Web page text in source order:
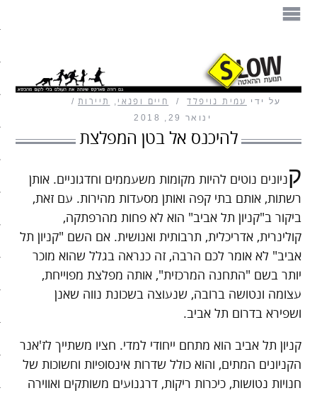
תנועת ההאטה
בית
עיצוב
חיים ופנאי
תיירות
קהילה
על ידי עמית נויפלד חיים ופנאי , תיירות
ינואר 29, 2018
להיכנס אל בטן המפלצת
קניונים נוטים להיות מקומות משעממים וחדגוניים. אותן
רשתות, אותם בתי קפה ואותן מסעדות מהירות. עם זאת,
ביקור ב"קניון תל אביב" הוא לא פחות מהרפתקה,
קולינרית, אדריכלית, תרבותית ואנושית. אם השם "קניון תל
אביב" לא אומר לכם הרבה, זה כנראה בגלל שהוא מוכר
יותר בשם "התחנה המרכזית", אותה מפלצת מפוייחת,
עצומה ונטושה ברובה, שנעוצה בשכונת נווה שאנן
ושפירא בדרום תל אביב.
קניון תל אביב הוא מתחם ייחודי למדי. חציו משתייך לז'אנר
הקניונים המתים, והוא כולל שדרות אינסופיות וחשוכות של
חנויות נטושות, כיכרות ריקות, דרגנועים משותקים ואווירה